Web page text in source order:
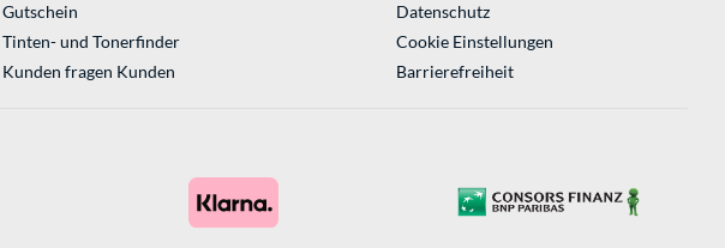
Gutschein
Tinten- und Tonerfinder
Kunden fragen Kunden
Datenschutz
Cookie Einstellungen
Barrierefreiheit